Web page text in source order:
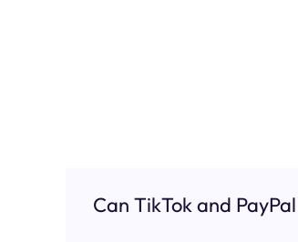
Can TikTok and